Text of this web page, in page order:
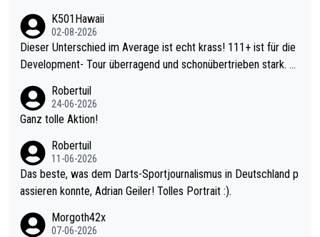
K501Hawaii
02-08-2026
Dieser Unterschied im Average ist echt krass! 111+ ist für die
Development- Tour überragend und schonübertrieben stark. U
mal 40+ erst recht. Da gewinnst keinen Blumentopf - ist ja noc
h krasser wie ein Pokalspiel eines Kreisligisten vs einem Bund
Robertuil
24-06-2026
Ganz tolle Aktion!
Robertuil
11-06-2026
Das beste, was dem Darts-Sportjournalismus in Deutschland p
assieren konnte, Adrian Geiler! Tolles Portrait :).
Morgoth42x
07-06-2026